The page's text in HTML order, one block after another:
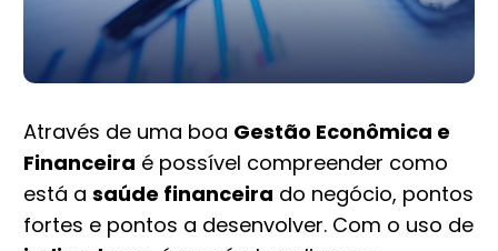
Através de uma boa Gestão Econômica e
Financeira é possível compreender como
está asaúde financeira do negócio, pontos
fortes e pontos a desenvolver. Com o uso de